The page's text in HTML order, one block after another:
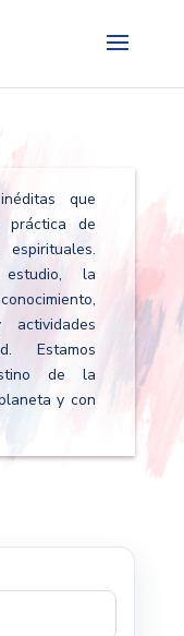
que
de
la
Estamos
de la
y con